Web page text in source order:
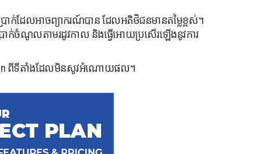
រាក់ដែលអាចព្យាករណ៍បាន ដែលអតិថិជនមានតម្លៃខ្ពស់។
រាក់ចំណូលតាមរដូវកាល និងធ្វើអោយប្រសើរឡើងនូវការ
ពីទីតាំងដែលមិនសូវអំណោយផល។